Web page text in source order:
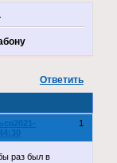
Ответить
1
2021-
раз был в